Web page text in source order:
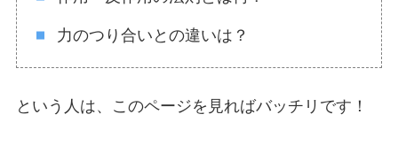
力のつり合いとの違いは？
という人は、このページを見ればバッチリです！